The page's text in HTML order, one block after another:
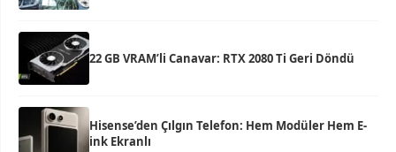
22 GB VRAM’li Canavar: RTX 2080 Ti Geri Döndü
Hisense’den Çılgın Telefon: Hem Modüler Hem E-
ink Ekranlı